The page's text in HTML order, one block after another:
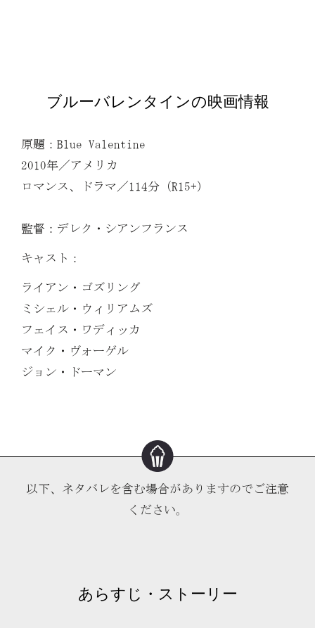
ブルーバレンタインの映画情報
原題：Blue Valentine
2010年／アメリカ
ロマンス、ドラマ／114分（R15+）
監督：デレク・シアンフランス
キャスト：
ライアン・ゴズリング
ミシェル・ウィリアムズ
フェイス・ワディッカ
マイク・ヴォーゲル
ジョン・ドーマン
以下、ネタバレを含む場合がありますのでご注意
ください。
あらすじ・ストーリー